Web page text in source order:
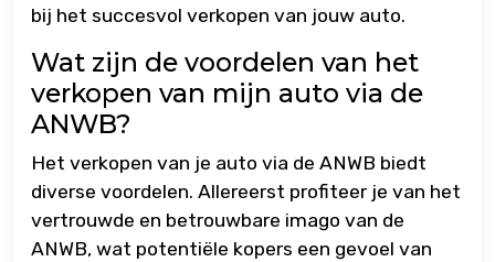
bij het succesvol verkopen van jouw auto.
Wat zijn de voordelen van het
verkopen van mijn auto via de
ANWB?
Het verkopen van je auto via de ANWB biedt
diverse voordelen. Allereerst profiteer je van het
vertrouwde en betrouwbare imago van de
ANWB, wat potentiële kopers een gevoel van